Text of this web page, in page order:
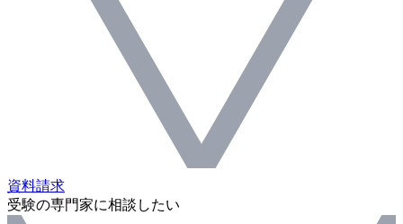
資料請求
受験の専門家に相談したい